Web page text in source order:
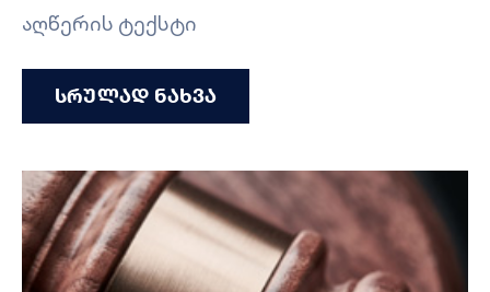
აღწერის ტექსტი
სრულად ნახვა